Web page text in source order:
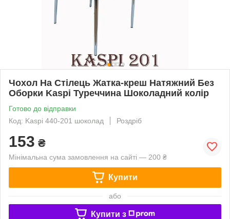
Чохол На Стілець Жатка-креш Натяжний Без
Оборки Kaspi Туреччина Шоколадний колір
Готово до відправки
Код: Kaspi 440-201 шоколад
Роздріб
153 ₴
Мінімальна сума замовлення на сайті — 200 ₴
Купити
або
Купити з